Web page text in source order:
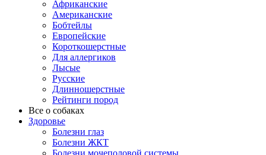
Африканские
Американские
Бобтейлы
Европейские
Короткошерстные
Для аллергиков
Лысые
Русские
Длинношерстные
Рейтинги пород
Все о собаках
Здоровье
Болезни глаз
Болезни ЖКТ
Болезни мочеполовой системы